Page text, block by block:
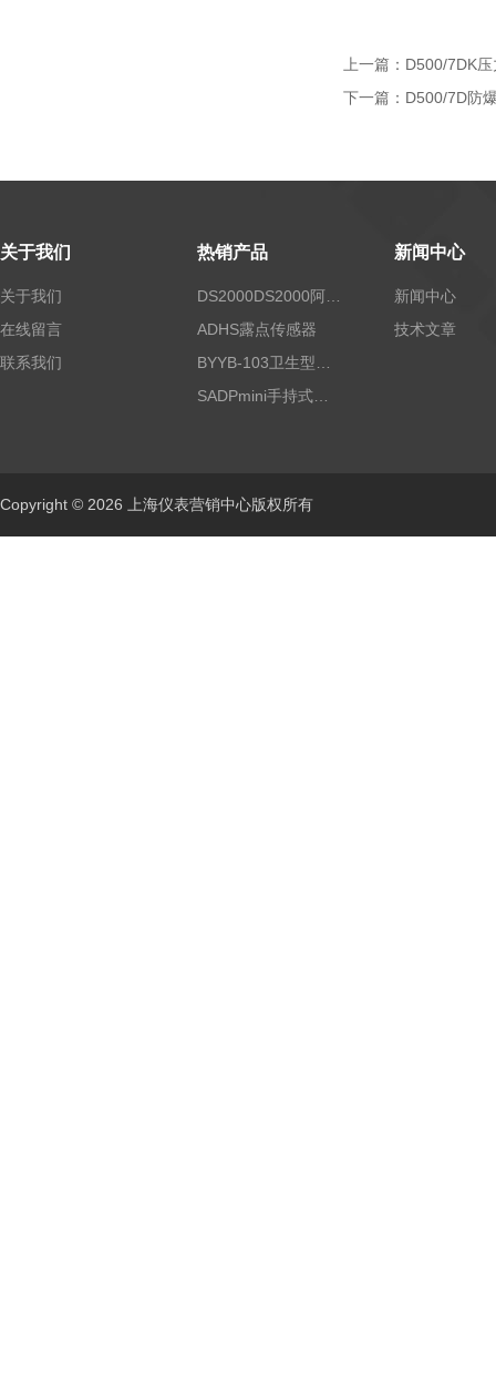
上一篇： D500/7DK
下一篇： D500/7D防
关于我们
关于我们
在线留言
联系我们
热销产品
ADHS露点传感器
新闻中心
新闻中心
技术文章
Copyright © 2026 上海仪表营销中心版权所有